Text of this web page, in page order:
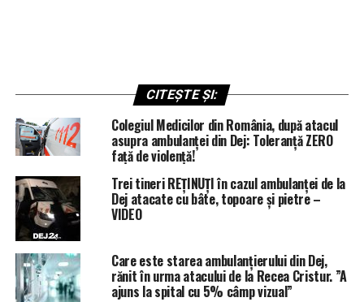
CITEȘTE ȘI:
Colegiul Medicilor din România, după atacul
asupra ambulanței din Dej: Toleranță ZERO
față de violență!
Trei tineri REȚINUȚI în cazul ambulanței de la
Dej atacate cu bâte, topoare și pietre –
VIDEO
Care este starea ambulanțierului din Dej,
rănit în urma atacului de la Recea Cristur. ”A
ajuns la spital cu 5% câmp vizual”